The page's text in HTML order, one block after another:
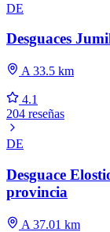
DE
Desguaces
A 33.5 km
4.1
204 reseñas
DE
Desguace
provincia
A 37.01 km